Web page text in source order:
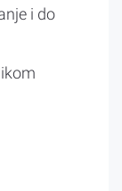
i do